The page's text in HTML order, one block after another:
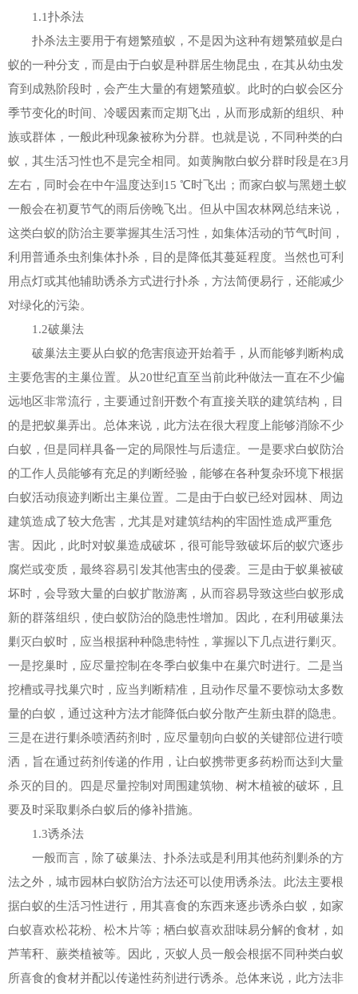
1.1扑杀法
扑杀法主要用于有翅繁殖蚁，不是因为这种有翅繁殖蚁是白
蚁的一种分支，而是由于白蚁是种群居生物昆虫，在其从幼虫发
育到成熟阶段时，会产生大量的有翅繁殖蚁。此时的白蚁会区分
季节变化的时间、冷暖因素而定期飞出，从而形成新的组织、种
族或群体，一般此种现象被称为分群。也就是说，不同种类的白
蚁，其生活习性也不是完全相同。如黄胸散白蚁分群时段是在3月
左右，同时会在中午温度达到15 ℃时飞出；而家白蚁与黑翅土蚁
一般会在初夏节气的雨后傍晚飞出。但从中国农林网总结来说，
这类白蚁的防治主要掌握其生活习性，如集体活动的节气时间，
利用普通杀虫剂集体扑杀，目的是降低其蔓延程度。当然也可利
用点灯或其他辅助诱杀方式进行扑杀，方法简便易行，还能减少
对绿化的污染。
1.2破巢法
破巢法主要从白蚁的危害痕迹开始着手，从而能够判断构成
主要危害的主巢位置。从20世纪直至当前此种做法一直在不少偏
远地区非常流行，主要通过剖开数个有直接关联的建筑结构，目
的是把蚁巢弄出。总体来说，此方法在很大程度上能够消除不少
白蚁，但是同样具备一定的局限性与后遗症。一是要求白蚁防治
的工作人员能够有充足的判断经验，能够在各种复杂环境下根据
白蚁活动痕迹判断出主巢位置。二是由于白蚁已经对园林、周边
建筑造成了较大危害，尤其是对建筑结构的牢固性造成严重危
害。因此，此时对蚁巢造成破坏，很可能导致破坏后的蚁穴逐步
腐烂或变质，最终容易引发其他害虫的侵袭。三是由于蚁巢被破
坏时，会导致大量的白蚁扩散游离，从而容易导致这些白蚁形成
新的群落组织，使白蚁防治的隐患性增加。因此，在利用破巢法
剿灭白蚁时，应当根据种种隐患特性，掌握以下几点进行剿灭。
一是挖巢时，应尽量控制在冬季白蚁集中在巢穴时进行。二是当
挖槽或寻找巢穴时，应当判断精准，且动作尽量不要惊动太多数
量的白蚁，通过这种方法才能降低白蚁分散产生新虫群的隐患。
三是在进行剿杀喷洒药剂时，应尽量朝向白蚁的关键部位进行喷
洒，旨在通过药剂传递的作用，让白蚁携带更多药粉而达到大量
杀灭的目的。四是尽量控制对周围建筑物、树木植被的破坏，且
要及时采取剿杀白蚁后的修补措施。
1.3诱杀法
一般而言，除了破巢法、扑杀法或是利用其他药剂剿杀的方
法之外，城市园林白蚁防治方法还可以使用诱杀法。此法主要根
据白蚁的生活习性进行，用其喜食的东西来逐步诱杀白蚁，如家
白蚁喜欢松花粉、松木片等；栖白蚁喜欢甜味易分解的食材，如
芦苇秆、蕨类植被等。因此，灭蚁人员一般会根据不同种类白蚁
所喜食的食材并配以传递性药剂进行诱杀。总体来说，此方法非